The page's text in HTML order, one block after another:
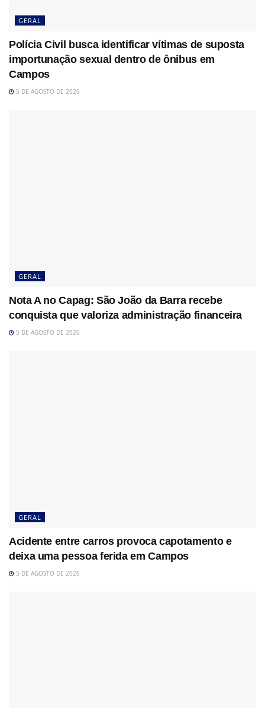
GERAL
Polícia Civil busca identificar vítimas de suposta
importunação sexual dentro de ônibus em
Campos
5 DE AGOSTO DE 2026
GERAL
Nota A no Capag: São João da Barra recebe
conquista que valoriza administração financeira
5 DE AGOSTO DE 2026
GERAL
Acidente entre carros provoca capotamento e
deixa uma pessoa ferida em Campos
5 DE AGOSTO DE 2026